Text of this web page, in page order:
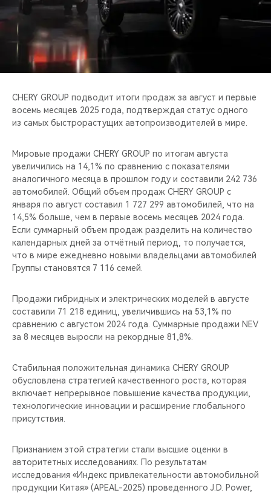
CHERY И СПОРТ
НАШИ МЕРОПРИЯТИЯ
ВИДЕООБЗОРЫ
CHERY ДЛЯ ДЕТЕЙ
CHERY GROUP подводит итоги продаж за август и первые
восемь месяцев 2025 года, подтверждая статус одного
из самых быстрорастущих автопроизводителей в мире.
Мировые продажи CHERY GROUP по итогам августа
увеличились на 14,1% по сравнению с показателями
аналогичного месяца в прошлом году и составили 242 736
автомобилей. Общий объем продаж CHERY GROUP с
января по август составил 1 727 299 автомобилей, что на
14,5% больше, чем в первые восемь месяцев 2024 года.
Если суммарный объем продаж разделить на количество
календарных дней за отчётный период, то получается,
что в мире ежедневно новыми владельцами автомобилей
Группы становятся 7 116 семей.
Продажи гибридных и электрических моделей в августе
составили 71 218 единиц, увеличившись на 53,1% по
сравнению с августом 2024 года. Суммарные продажи NEV
за 8 месяцев выросли на рекордные 81,8%.
Стабильная положительная динамика CHERY GROUP
обусловлена стратегией качественного роста, которая
включает непрерывное повышение качества продукции,
технологические инновации и расширение глобального
присутствия.
Признанием этой стратегии стали высшие оценки в
авторитетных исследованиях. По результатам
исследования «Индекс привлекательности автомобильной
продукции Китая» (APEAL-2025) проведенного J.D. Power,